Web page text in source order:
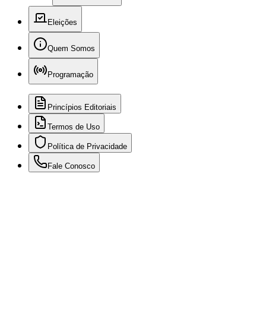
Eleições
Quem Somos
Programação
Princípios Editoriais
Termos de Uso
Política de Privacidade
Fale Conosco